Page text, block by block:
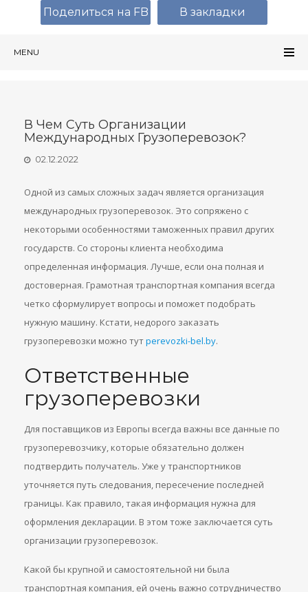
MENU
В Чем Суть Организации
Международных Грузоперевозок?
02.12.2022
Одной из самых сложных задач является организация
международных грузоперевозок. Это сопряжено с
некоторыми особенностями таможенных правил других
государств. Со стороны клиента необходима
определенная информация. Лучше, если она полная и
достоверная. Грамотная транспортная компания всегда
четко сформулирует вопросы и поможет подобрать
нужную машину. Кстати, недорого заказать
грузоперевозки можно тутperevozki-bel.by.
Ответственные
грузоперевозки
Для поставщиков из Европы всегда важны все данные по
грузоперевозчику, которые обязательно должен
подтвердить получатель. Уже у транспортников
уточняется путь следования, пересечение последней
границы. Как правило, такая информация нужна для
оформления декларации. В этом тоже заключается суть
организации грузоперевозок.
Какой бы крупной и самостоятельной ни была
транспортная компания, ей очень важно сотрудничество
Поделиться на FB В закладки